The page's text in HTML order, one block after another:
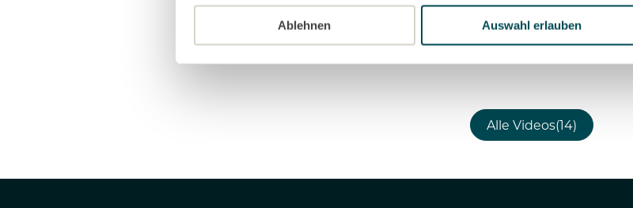
Ablehnen Auswahl erlauben
Alle Videos(14)